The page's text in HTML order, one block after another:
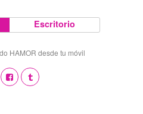
Escritorio
HAMOR desde tu móvil